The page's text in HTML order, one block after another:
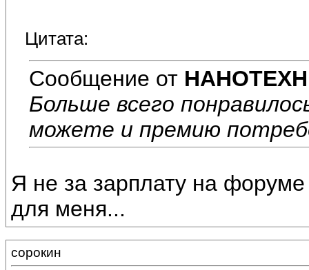
Цитата:
Сообщение от
Больше всего
можете и премию
Я не за зарплату на
для меня...
сорокин